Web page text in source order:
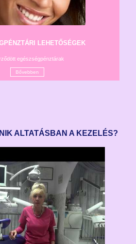
LEHETŐSÉGEK
egészségpénztárak
Bővebben
ALTATÁSBAN A KEZELÉS?